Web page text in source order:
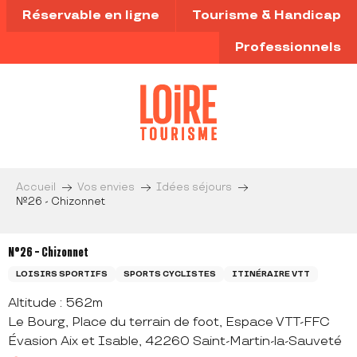
Aller
au
principal
Réservable en ligne Tourisme & Handicap
Professionnels
Accueil Vos envies
Idées séjours
N°26 - Chizonnet
N°26 - Chizonnet
LOISIRS SPORTIFS SPORTS CYCLISTES ITINÉRAIRE VTT
Altitude : 562m
Le Bourg, Place du terrain de foot, Espace VTT-FFC
Évasion Aix et Isable, 42260 Saint-Martin-la-Sauveté